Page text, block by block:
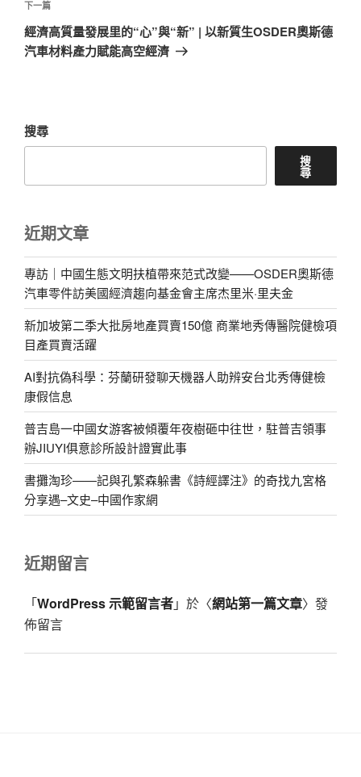
章
下
一
篇
下一篇
經濟高質量發展里的“心”與“新” | 以新質生OSDER奧斯德
汽車材料產力賦能高空經濟
搜尋
搜
尋
近期文章
專訪｜中國生態文明扶植帶來范式改變——OSDER奧斯德
汽車零件訪美國經濟趨向基金會主席杰里米·里夫金
新加坡第二季大批房地產買賣150億 商業地秀傳醫院健檢項
目產買賣活躍
AI對抗偽科學：芬蘭研發聊天機器人助辨安台北秀傳健檢
康假信息
普吉島一中國女游客被傾覆年夜樹砸中往世，駐普吉領事
辦JIUYI俱意診所設計證實此事
書攤淘珍——記與孔繁森躲書《詩經譯注》的奇找九宮格
分享遇–文史–中國作家網
近期留言
「WordPress 示範留言者」於〈網站第一篇文章〉發
佈留言